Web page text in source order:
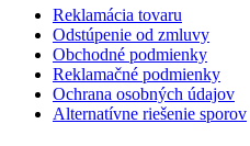
Reklamácia tovaru
Odstúpenie od zmluvy
Obchodné podmienky
Reklamačné podmienky
Ochrana osobných údajov
Alternatívne riešenie sporov